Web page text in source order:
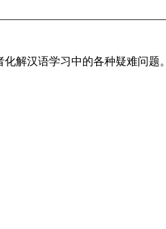
解汉语学习中的各种疑难问题。